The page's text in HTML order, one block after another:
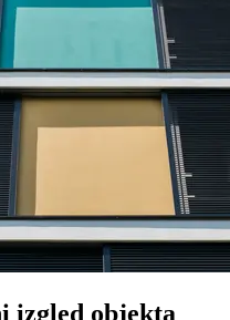
izgled objekta